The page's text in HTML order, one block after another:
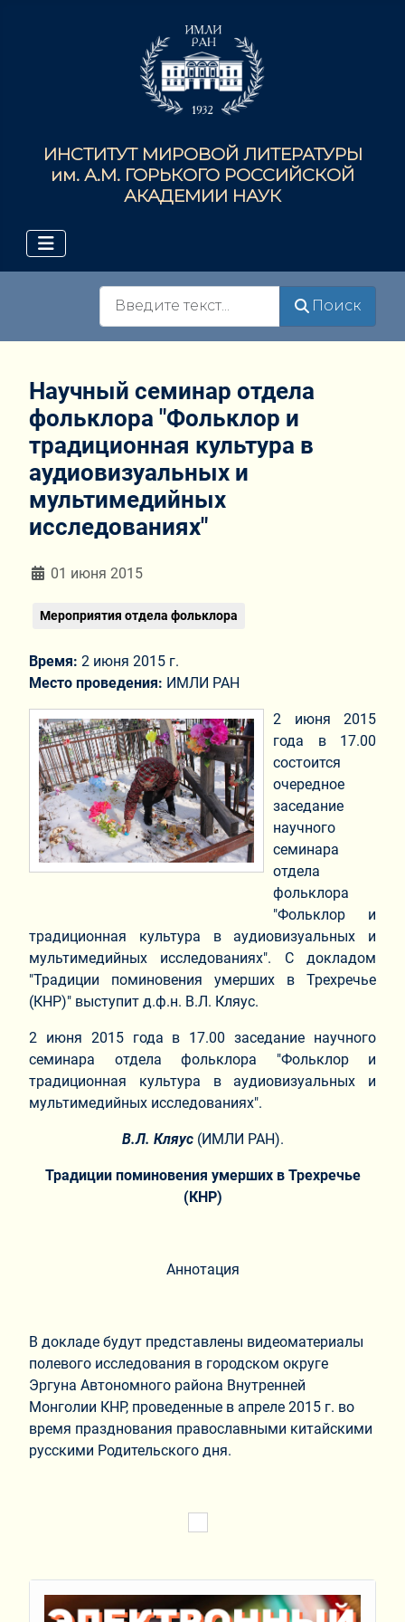
ИНСТИТУТ МИРОВОЙ ЛИТЕРАТУРЫ
им. А.М. ГОРЬКОГО РОССИЙСКОЙ
АКАДЕМИИ НАУК
Поиск
Научный семинар отдела
фольклора "Фольклор и
традиционная культура в
аудиовизуальных и
мультимедийных
исследованиях"
Информация о материале
01 июня 2015
Мероприятия отдела фольклора
Время: 2 июня 2015 г.
Место проведения: ИМЛИ РАН
2 июня 2015
года в 17.00
состоится
очередное
заседание
научного
семинара
отдела
фольклора
"Фольклор и
традиционная культура в аудиовизуальных и
мультимедийных исследованиях". С докладом
"Традиции поминовения умерших в Трехречье
(КНР)" выступит д.ф.н. В.Л. Кляус.
2 июня 2015 года в 17.00 заседание научного
семинара отдела фольклора "Фольклор и
традиционная культура в аудиовизуальных и
мультимедийных исследованиях".
В.Л. Кляус (ИМЛИ РАН).
Традиции поминовения умерших в Трехречье
(КНР)
Аннотация
В докладе будут представлены видеоматериалы
полевого исследования в городском округе
Эргуна Автономного района Внутренней
Монголии КНР, проведенные в апреле 2015 г. во
время празднования православными китайскими
русскими Родительского дня.